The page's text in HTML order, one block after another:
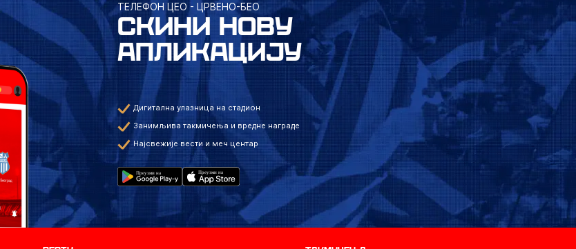
ТЕЛЕФОН ЦЕО - ЦРВЕНО-БЕО
СКИНИ НОВУ
АПЛИКАЦИЈУ
Дигитална улазница на стадион
Занимљива такмичења и вредне награде
Најсвежије вести и меч центар